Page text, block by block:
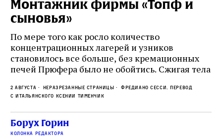
Монтажник фирмы «Топф и
сыновья»
По мере того как росло количество
концентрационных лагерей и узников
становилось все больше, без кремационных
печей Прюфера было не обойтись. Cжигая тела
верны своему архаичному культу смерти, но и
скрывали от населения соседних городов,
сколько узников погибало каждый день в этих
жутких местах
2 августа Неразрезанные страницы
Фредиано Сесси. Перевод
с итальянского Ксении Тименчик
Борух Горин
колонка редактора